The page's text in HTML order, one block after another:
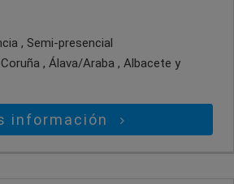
, Semi-presencial
, Álava/Araba , Albacete y
información